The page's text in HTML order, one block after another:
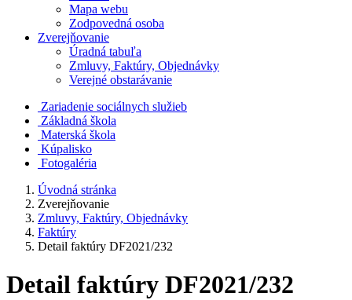
Mapa webu
Zodpovedná osoba
Zverejňovanie
Úradná tabuľa
Zmluvy, Faktúry, Objednávky
Verejné obstarávanie
Zariadenie sociálnych služieb
Základná škola
Materská škola
Kúpalisko
Fotogaléria
Úvodná stránka
Zverejňovanie
Zmluvy, Faktúry, Objednávky
Faktúry
Detail faktúry DF2021/232
Detail faktúry DF2021/232